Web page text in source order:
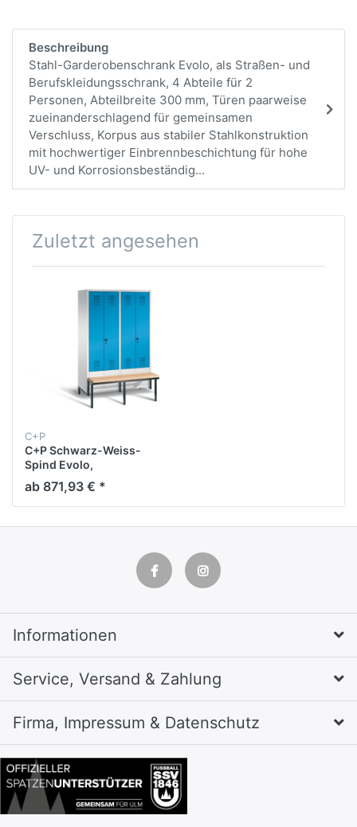
Beschreibung
Stahl-Garderobenschrank Evolo, als Straßen- und
Berufskleidungsschrank, 4 Abteile für 2
Personen, Abteilbreite 300 mm, Türen paarweise
zueinanderschlagend für gemeinsamen
Verschluss, Korpus aus stabiler Stahlkonstruktion
mit hochwertiger Einbrennbeschichtung für hohe
UV- und Korrosionsbeständig...
Zuletzt angesehen
C+P
C+P Schwarz-Weiss-
Spind Evolo,
H1850xB1190xT815mm
ab 871,93 € *
Informationen
Service, Versand & Zahlung
Firma, Impressum & Datenschutz